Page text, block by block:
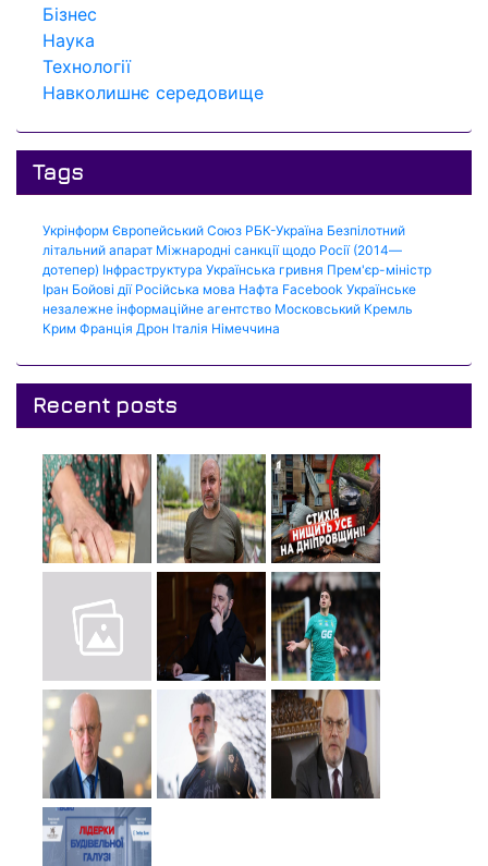
Бізнес
Наука
Технології
Навколишнє середовище
Tags
Укрінформ Європейський Союз РБК-Україна Безпілотний
літальний апарат Міжнародні санкції щодо Росії (2014—
дотепер) Інфраструктура Українська гривня Прем'єр-міністр
Іран Бойові дії Російська мова Нафта Facebook Українське
незалежне інформаційне агентство Московський Кремль
Крим Франція Дрон Італія Німеччина
Recent posts